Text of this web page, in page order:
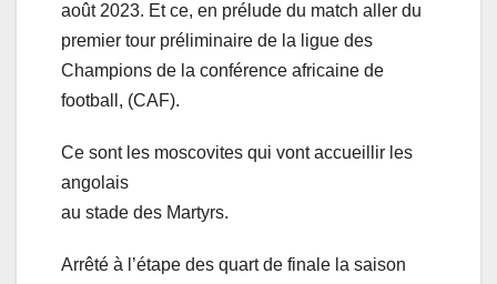
août 2023. Et ce, en prélude du match aller du
premier tour préliminaire de la ligue des
Champions de la conférence africaine de
football, (CAF).
Ce sont les moscovites qui vont accueillir les
angolais
au stade des Martyrs.
Arrêté à l’étape des quart de finale la saison